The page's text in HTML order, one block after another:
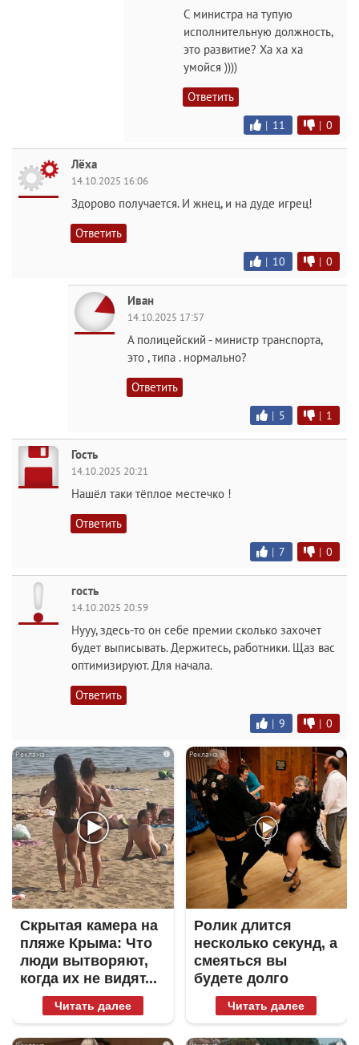
С министра на тупую
исполнительную должность,
это развитие? Ха ха ха
умойся ))))
Ответить
| 11 | 0
Лёха
14.10.2025 16:06
Здорово получается. И жнец, и на дуде игрец!
Ответить
| 10 | 0
Иван
14.10.2025 17:57
А полицейский - министр транспорта,
это , типа . нормально?
Ответить
| 5 | 1
Гость
14.10.2025 20:21
Нашёл таки тёплое местечко !
Ответить
| 7 | 0
гость
14.10.2025 20:59
Нууу, здесь-то он себе премии сколько захочет
будет выписывать. Держитесь, работники. Щаз вас
оптимизируют. Для начала.
Ответить
| 9 | 0
i
Скрытая камера на
пляже Крыма: Что
люди вытворяют,
когда их не видят...
Читать далее
i
Ролик длится
несколько секунд, а
смеяться вы
будете долго
Читать далее